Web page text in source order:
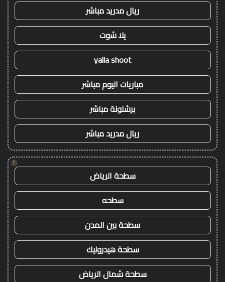
ريال مدريد مباشر
يلا شوت
yalla shoot
مباريات اليوم مباشر
برشلونة مباشر
ريال مدريد مباشر
!
سطحة الرياض
سطحه
سطحة بين المدن
سطحة هيدروليك
سطحة شمال الرياض